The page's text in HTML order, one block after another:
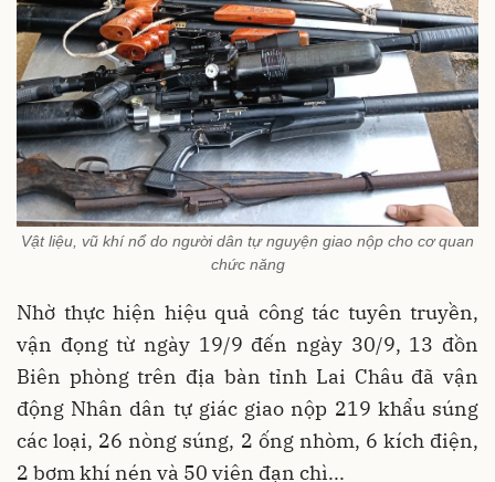
Vật liệu, vũ khí nổ do người dân tự nguyện giao nộp cho cơ quan
chức năng
Nhờ thực hiện hiệu quả công tác tuyên truyền,
vận đọng từ ngày 19/9 đến ngày 30/9, 13 đồn
Biên phòng trên địa bàn tỉnh Lai Châu đã vận
động Nhân dân tự giác giao nộp 219 khẩu súng
các loại, 26 nòng súng, 2 ống nhòm, 6 kích điện,
2 bơm khí nén và 50 viên đạn chì...